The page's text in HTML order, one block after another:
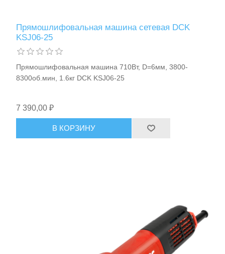
Прямошлифовальная машина сетевая DCK
KSJ06-25
Прямошлифовальная машина 710Вт, D=6мм, 3800-
8300об.мин, 1.6кг DCK KSJ06-25
7 390,00 ₽
В КОРЗИНУ